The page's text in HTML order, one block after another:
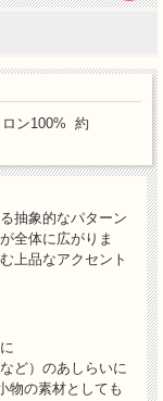
ン100% 約
抽象的なパターン
全体に広がりま
上品なアクセント
ど）のあしらいに
物の素材としても